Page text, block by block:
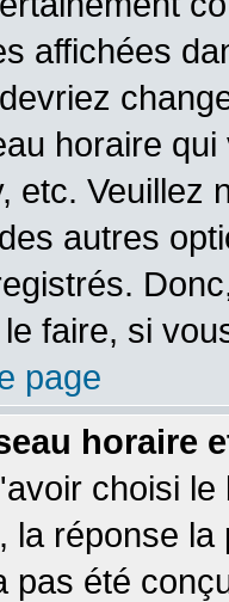
affichées
horaire
etc. Veuillez
autres
faire, si
page
horaire
choisi
la réponse
pas été